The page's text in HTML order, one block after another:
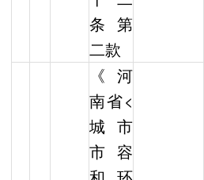
条第
二款
《河
南省<
城市
市容